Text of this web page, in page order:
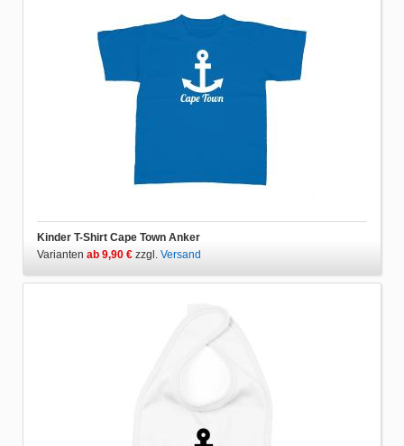
Kinder T-Shirt Cape Town Anker
Varianten ab 9,90 € zzgl. Versand